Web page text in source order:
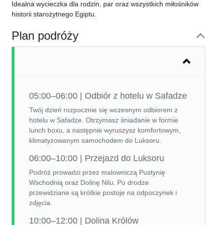
Idealna wycieczka dla rodzin, par oraz wszystkich miłośników
historii starożytnego Egiptu.
Plan podróży
05:00–06:00 | Odbiór z hotelu w Safadze
Twój dzień rozpocznie się wczesnym odbiorem z
hotelu w Safadze. Otrzymasz śniadanie w formie
lunch boxu, a następnie wyruszysz komfortowym,
klimatyzowanym samochodem do Luksoru.
06:00–10:00 | Przejazd do Luksoru
Podróż prowadzi przez malowniczą Pustynię
Wschodnią oraz Dolinę Nilu. Po drodze
przewidziane są krótkie postoje na odpoczynek i
zdjęcia.
10:00–12:00 | Dolina Królów